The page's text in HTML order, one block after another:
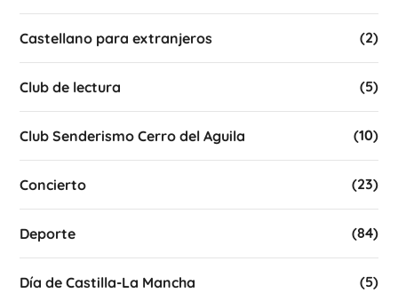
Castellano para extranjeros (2)
Club de lectura (5)
Club Senderismo Cerro del Aguila (10)
Concierto (23)
Deporte (84)
Día de Castilla-La Mancha (5)